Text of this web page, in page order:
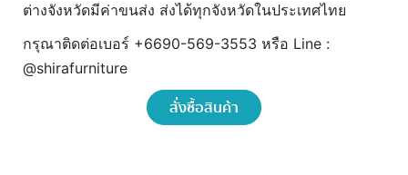
ต่างจังหวัดมีค่าขนส่ง ส่งได้ทุกจังหวัดในประเทศไทย
กรุณาติดต่อเบอร์ +6690-569-3553 หรือ Line :
@shirafurniture
สั่งซื้อสินค้า